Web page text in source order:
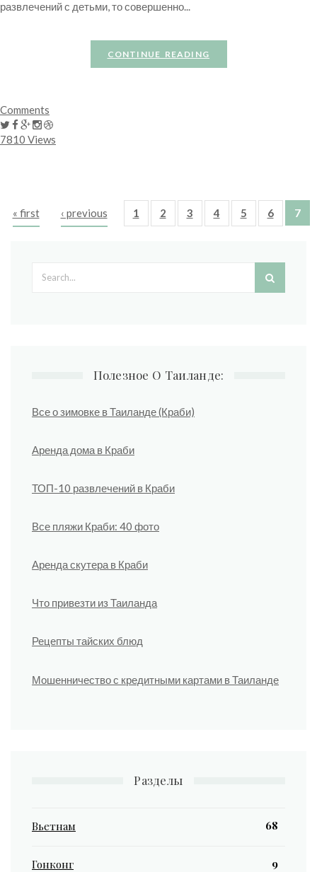
развлечений с детьми, то совершенно...
CONTINUE READING
Comments
7810 Views
Pages
« first ‹ previous 1 2 3 4 5 6 7
Полезное О Таиланде:
Все о зимовке в Таиланде (Краби)
Аренда дома в Краби
ТОП-10 развлечений в Краби
Все пляжи Краби: 40 фото
Аренда скутера в Краби
Что привезти из Таиланда
Рецепты тайских блюд
Мошенничество с кредитными картами в Таиланде
Разделы
Вьетнам 68
Гонконг 9